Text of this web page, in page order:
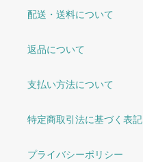
配送・送料について
返品について
支払い方法について
特定商取引法に基づく表記
プライバシーポリシー